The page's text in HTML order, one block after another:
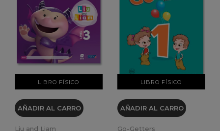
LIBRO FÍSICO
VER DETALLES
AÑADIR AL CARRO
Liu and Liam
LIBRO FÍSICO
VER DETALLES
AÑADIR AL CARRO
Go-Getters